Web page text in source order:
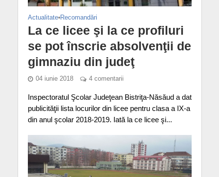
Actualitate•Recomandări
La ce licee şi la ce profiluri
se pot înscrie absolvenţii de
gimnaziu din judeţ
04 iunie 2018 4 comentarii
Inspectoratul Şcolar Judeţean Bistriţa-Năsăud a dat
publicităţii lista locurilor din licee pentru clasa a IX-a
din anul şcolar 2018-2019. Iată la ce licee şi...